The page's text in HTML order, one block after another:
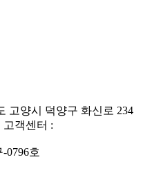
고양시 덕양구 화신로 234
고객센터 :
0796호